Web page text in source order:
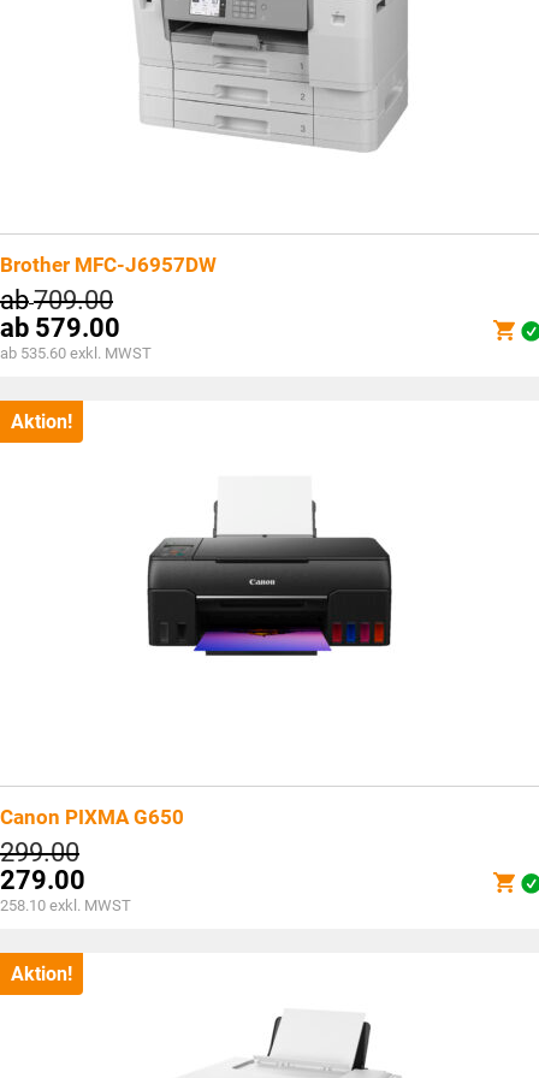
Brother MFC-J6957DW
ab709.00
ab 579.00
ab 535.60 exkl. MWST
Aktion!
Canon PIXMA G650
299.00Ursprünglicher
Preis
war:
CHF299.00
279.00
Aktueller
ist:
CHF279.00.
258.10 exkl. MWST
Aktion!